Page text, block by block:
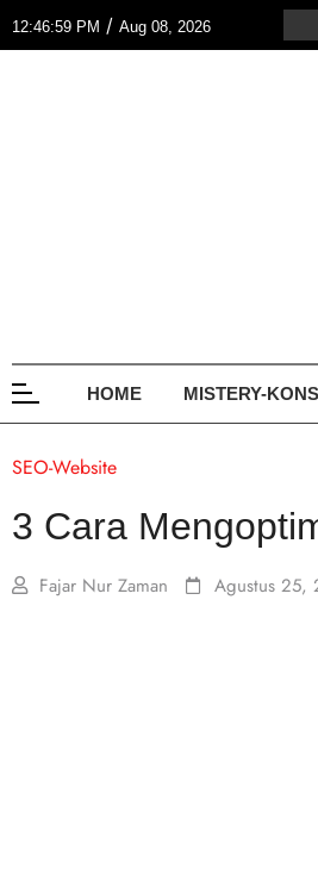
12:46:59 PM / Aug 08, 2026
HOME MISTERY-
SEO-Website
3 Cara
Fajar Nur Zaman Agustus 25,